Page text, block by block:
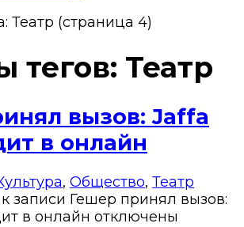
Театр (страница 4)
тегов: Театр
вызов: Jaffa
в онлайн
, Общество, Театр
к записи Гешер принял вызов:
в онлайн отключены